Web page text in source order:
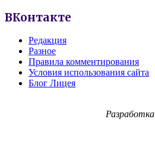
ВКонтакте
Редакция
Разное
Правила комментирования
Условия использования сайта
Блог Лицея
Разработка